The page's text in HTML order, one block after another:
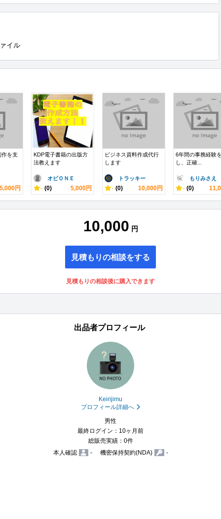
イル
作を支
5,000円
KDP電子書籍の出版方
法教えます
オビＯＮＥ
- (0) 5,000円
ビジネス資料作成代行
します
トラッキー
- (0) 10,000円
6年間の事務経験
し、正確...
もりみさえ
- (0)
10,000 円
見積もりの相談をする
見積もりの相談後に購入できます
出品者プロフィール
Keirijimu
プロフィール詳細へ
男性
最終ログイン：10ヶ月前
総販売実績：0件
本人確認
- 機密保持契約(NDA) -